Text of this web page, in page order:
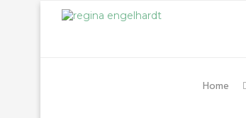
Home